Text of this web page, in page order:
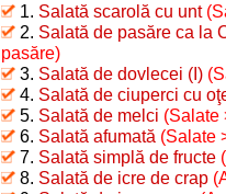
1. Salată scarolă cu unt
2. Salată de pasăre ca la
pasăre)
3. Salată de dovlecei (I)
4. Salată de ciuperci cu
5. Salată de melci (Salate
6. Salată afumată (Salate
7. Salată simplă de fructe
8. Salată de icre de crap